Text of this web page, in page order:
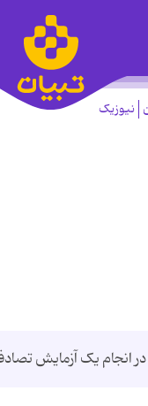
نیوزیک
انجام یک آزمایش